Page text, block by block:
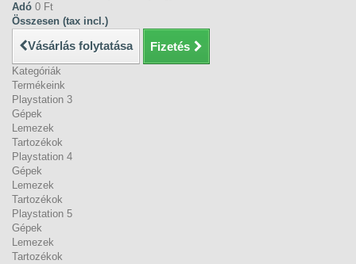
Adó 0 Ft‎
Összesen (tax incl.)
Vásárlás folytatása Fizetés
Kategóriák
Termékeink
Playstation 3
Gépek
Lemezek
Tartozékok
Playstation 4
Gépek
Lemezek
Tartozékok
Playstation 5
Gépek
Lemezek
Tartozékok